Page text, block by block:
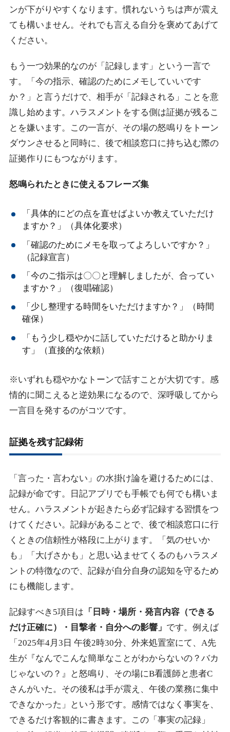
ンが下がりやすくなります。慣れないうちは声が震え
ても構いません。それでも言える自分を褒めてあげて
ください。
もう一つ効果的なのが「記録します」という一言で
す。「今の指示、確認のためにメモしていいです
か？」と言うだけで、相手が「記録される」ことを意
識し始めます。ハラスメントをする側は証拠が残るこ
とを嫌います。この一言が、その場の怒鳴りをトーン
ダウンさせると同時に、後で相談窓口に持ち込む際の
証拠作りにもつながります。
怒鳴られたときに使えるフレーズ集
「具体的にどの点を直せばよいか教えていただけ
ますか？」（具体化要求）
「確認のためにメモを取ってよろしいですか？」
（記録宣言）
「今のご指示は〇〇と理解しましたが、合ってい
ますか？」（復唱確認）
「少し整理する時間をいただけますか？」（時間
確保）
「もう少し穏やかに話していただけると助かりま
す」（直接的な依頼）
※いずれも穏やかなトーンで話すことが大切です。感
情的に聞こえると逆効果になるので、深呼吸してから
一言目を発するのがコツです。
証拠を残す記録術
「言った・言わない」の水掛け論を避けるためには、
記録が命です。日記アプリでも手帳でも何でも構いま
せん。ハラスメントが起きたら必ず記録する習慣をつ
けてください。記録があることで、後で相談窓口に行
くときの信頼性が格段に上がります。「気のせいか
も」「大げさかも」と思い込ませてくるのもハラスメ
ントの特徴なので、記録が自分自身の認知を守るため
にも機能します。
記録すべき5項目は 「日時・場所・発言内容（できる
だけ正確に）・目撃者・自分への影響」 です。例えば
「2025年4月3日 午後2時30分、外来処置室にて、A先
生が『なんでこんな簡単なことがわからないの？バカ
じゃないの？』と怒鳴り、その場にB看護師と患者C
さんがいた。その後私は手が震え、午後の業務に集中
できなかった」という形です。感情ではなく事実を、
できるだけ客観的に書きます。この「事実の記録」